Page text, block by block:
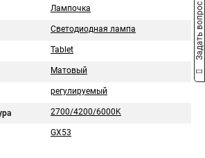
Лампочка
Светодиодная лампа
Tablet
Матовый
регулируемый
2700/4200/6000K
GX53
Задать вопрос